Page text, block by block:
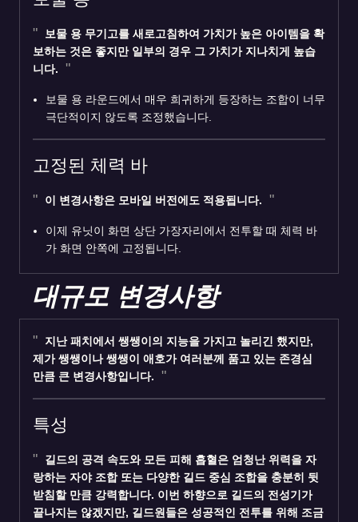
보물 용 무기고를 새로고침하여 가치가 높은 아이템을 확
보하는 것은 좋지만 일부의 경우 그 가치가 지나치게 높습
니다.
보물 용 라운드에서 매우 희귀하게 등장하는 조합이 너무
극단적이지 않도록 조정했습니다.
고정된 체력 바
이 변경사항은 모바일 버전에도 적용됩니다.
이제 유닛이 화면 상단 가장자리에서 전투할 때 체력 바
가 화면 안쪽에 고정됩니다.
대규모 변경사항
지난 패치에서 쌩쌩이의 지능을 가지고 놀리긴 했지만,
제가 쌩쌩이나 쌩쌩이 애호가 여러분께 품고 있는 존경심
만큼 큰 변경사항입니다.
특성
길드의 공격 속도와 모든 피해 흡혈은 엄청난 위력을 자
랑하는 자야 조합 또는 다양한 길드 중심 조합을 충분히 뒷
받침할 만큼 강력합니다. 이번 하향으로 길드의 전성기가
끝나지는 않겠지만, 길드원들은 성공적인 전투를 위해 조금